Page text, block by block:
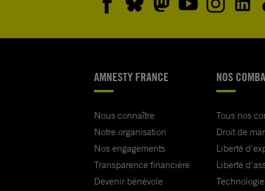
AMNESTY FRANCE
Nous connaître
Notre organisation
Nos engagements
Transparence financière
Devenir bénévole
NOS
Tous nos
Droit de
Liberté
Liberté